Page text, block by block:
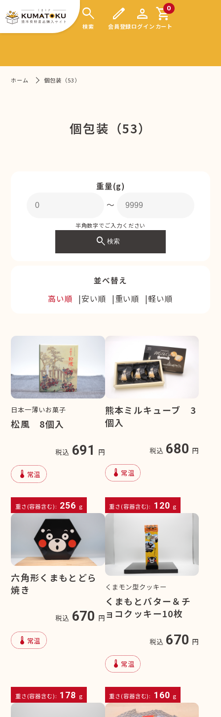
search
検索
edit
会員登録
person
ログイン
0
shopping_cart
カート
ホーム 個包装（53）
個包装（53）
重量(g)
〜
半角数字でご入力ください
search検索
並べ替え
高い順
安い順 重い順 軽い順
日本一薄いお菓子
松風 8個入
税込 691 円
device_thermostat 常温
重さ(容器含む): 256 g
熊本ミルキューブ 3
個入
税込 680 円
device_thermostat 常温
重さ(容器含む): 120 g
六角形くまもとどら
焼き
税込 670 円
device_thermostat 常温
重さ(容器含む): 178 g
くまモン型クッキー
くまもとバター＆チ
ョコクッキー10枚
税込 670 円
device_thermostat 常温
重さ(容器含む): 160 g